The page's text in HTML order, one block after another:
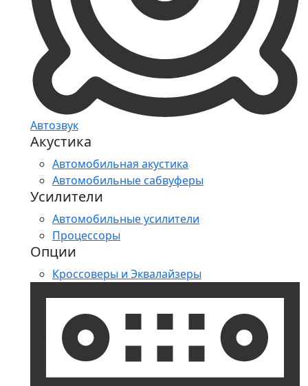
Автозвук
Акустика
Автомобильная акустика
Автомобильные сабвуферы
Усилители
Автомобильные усилители
Процессоры
Опции
Кроссоверы и Эквалайзеры